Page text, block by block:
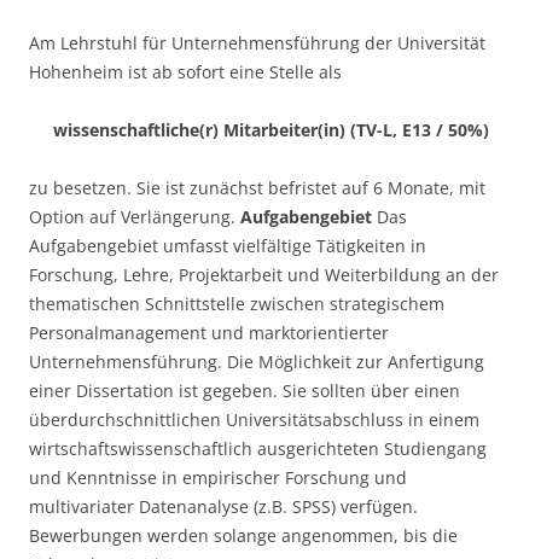
Am Lehrstuhl für Unternehmensführung der Universität
Hohenheim ist ab sofort eine Stelle als
wissenschaftliche(r) Mitarbeiter(in) (TV-L, E13 / 50%)
zu besetzen. Sie ist zunächst befristet auf 6 Monate, mit
Option auf Verlängerung. Aufgabengebiet Das
Aufgabengebiet umfasst vielfältige Tätigkeiten in
Forschung, Lehre, Projektarbeit und Weiterbildung an der
thematischen Schnittstelle zwischen strategischem
Personalmanagement und marktorientierter
Unternehmensführung. Die Möglichkeit zur Anfertigung
einer Dissertation ist gegeben. Sie sollten über einen
überdurchschnittlichen Universitätsabschluss in einem
wirtschaftswissenschaftlich ausgerichteten Studiengang
und Kenntnisse in empirischer Forschung und
multivariater Datenanalyse (z.B. SPSS) verfügen.
Bewerbungen werden solange angenommen, bis die